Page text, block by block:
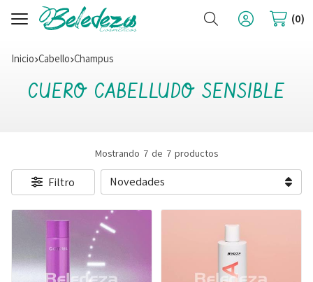
Buscar 0
Inicio cabello champus
CUERO CABELLUDO SENSIBLE
Mostrando 7 de 7 productos
Filtro